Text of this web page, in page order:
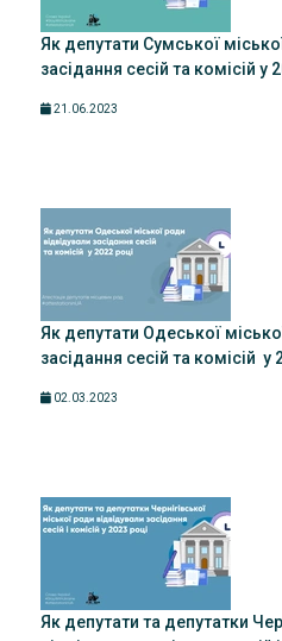
Як депутати Сумської
засідання сесій та комісій у
21.06.2023
Як депутати Одеської
засідання сесій та комісій у
02.03.2023
Як депутати та депутатки